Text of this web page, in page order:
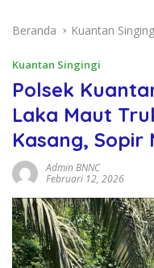
Beranda Kuantan
Kuantan Singingi
Polsek
Laka Maut
Kasang, Sopir
Admin BNNC
Februari 12, 2026